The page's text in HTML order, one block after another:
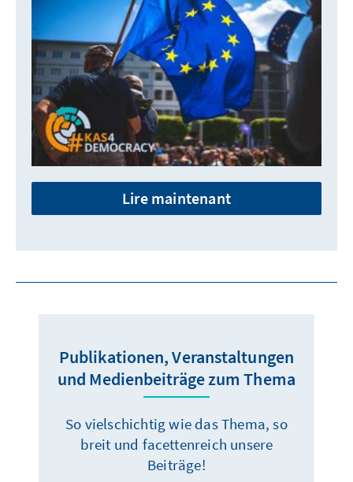
Lire maintenant
Publikationen, Veranstaltungen
und Medienbeiträge zum Thema
So vielschichtig wie das Thema, so
breit und facettenreich unsere
Beiträge!